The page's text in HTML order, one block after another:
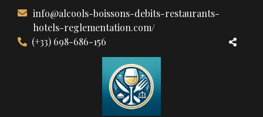
contenu
info@alcools-boissons-debits-restaurants-
hotels-reglementation.com/
(+33) 698-686-156